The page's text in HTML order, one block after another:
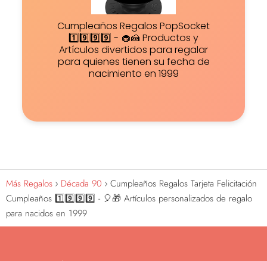
Cumpleaños Regalos PopSocket
1️⃣9️⃣9️⃣9️⃣ - 🧁🍰 Productos y
Artículos divertidos para regalar
para quienes tienen su fecha de
nacimiento en 1999
Más Regalos Década 90
Cumpleaños Regalos Tarjeta Felicitación
Cumpleaños 1️⃣9️⃣9️⃣9️⃣ - 🎈🎁 Artículos personalizados de regalo
para nacidos en 1999